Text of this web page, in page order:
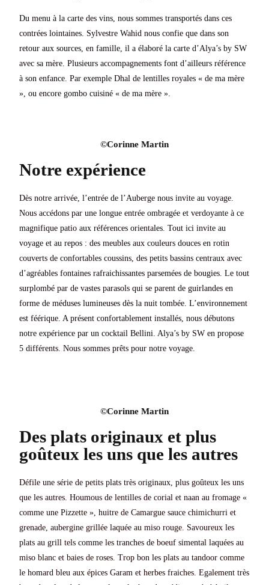
Du menu à la carte des vins, nous sommes transportés dans ces
contrées lointaines. Sylvestre Wahid nous confie que dans son
retour aux sources, en famille, il a élaboré la carte d’Alya’s by SW
avec sa mère. Plusieurs accompagnements font d’ailleurs référence
à son enfance. Par exemple Dhal de lentilles royales « de ma mère
», ou encore gombo cuisiné « de ma mère ».
©Corinne Martin​​​
Notre expérience
Dès notre arrivée, l’entrée de l’Auberge nous invite au voyage.
Nous accédons par une longue entrée ombragée et verdoyante à ce
magnifique patio aux références orientales. Tout ici invite au
voyage et au repos : des meubles aux couleurs douces en rotin
couverts de confortables coussins, des petits bassins centraux avec
d’agréables fontaines rafraichissantes parsemées de bougies. Le tout
surplombé par de vastes parasols qui se parent de guirlandes en
forme de méduses lumineuses dès la nuit tombée. L’environnement
est féérique. A présent confortablement installés, nous débutons
notre expérience par un cocktail Bellini. Alya’s by SW en propose
5 différents. Nous sommes prêts pour notre voyage.
©Corinne Martin​​​​
Des plats originaux et plus
goûteux les uns que les autres
Défile une série de petits plats très originaux, plus goûteux les uns
que les autres. Houmous de lentilles de corial et naan au fromage «
comme une Pizzette », huitre de Camargue sauce chimichurri et
grenade, aubergine grillée laquée au miso rouge. Savoureux les
plats au grill tels comme les tranches de boeuf simental laquées au
miso blanc et baies de roses. Trop bon les plats au tandoor comme
le homard bleu aux épices Garam et herbes fraiches. Egalement très